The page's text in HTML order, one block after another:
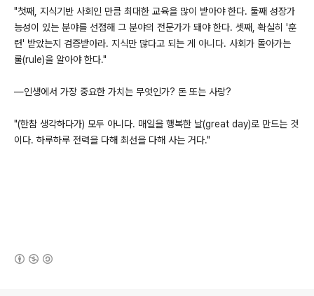
"첫째, 지식기반 사회인 만큼 최대한 교육을 많이 받아야 한다. 둘째 성장가
능성이 있는 분야를 선점해 그 분야의 전문가가 돼야 한다. 셋째, 확실히 '훈
련' 받았는지 검증받아라. 지식만 많다고 되는 게 아니다. 사회가 돌아가는
룰(rule)을 알아야 한다."
―인생에서 가장 중요한 가치는 무엇인가? 돈 또는 사랑?
"(한참 생각하다가) 모두 아니다. 매일을 행복한 날(great day)로 만드는 것
이다. 하루하루 전력을 다해 최선을 다해 사는 거다."